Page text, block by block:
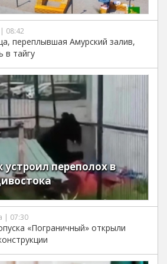
08:42
переплывшая Амурский залив,
в тайгу
переполох в
| 07:30
«Пограничный» открыли